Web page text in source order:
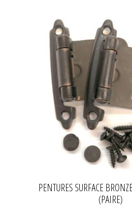
PENTURES SURFACE
(PAIRE)